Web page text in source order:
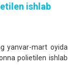
ishlab
yanvar-mart oyida
polietilen ishlab